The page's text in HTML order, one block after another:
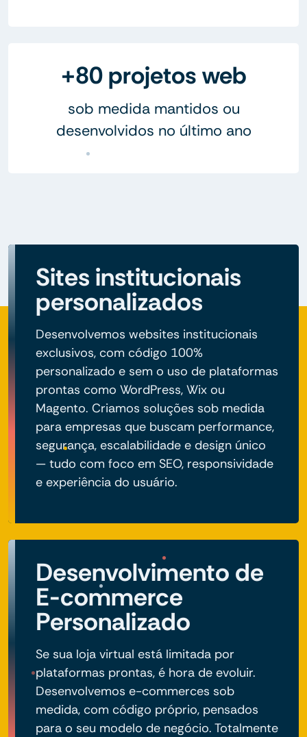
+80 projetos web
sob medida mantidos ou
desenvolvidos no último ano
Sites institucionais
personalizados
Desenvolvemos websites institucionais
exclusivos, com código 100%
personalizado e sem o uso de plataformas
prontas como WordPress, Wix ou
Magento. Criamos soluções sob medida
para empresas que buscam performance,
segurança, escalabilidade e design único
— tudo com foco em SEO, responsividade
e experiência do usuário.
Desenvolvimento de
E-commerce
Personalizado
Se sua loja virtual está limitada por
plataformas prontas, é hora de evoluir.
Desenvolvemos e-commerces sob
medida, com código próprio, pensados
para o seu modelo de negócio. Totalmente